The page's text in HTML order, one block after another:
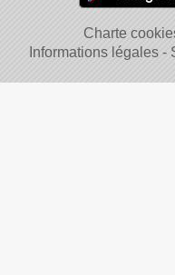
Charte
Informations légales